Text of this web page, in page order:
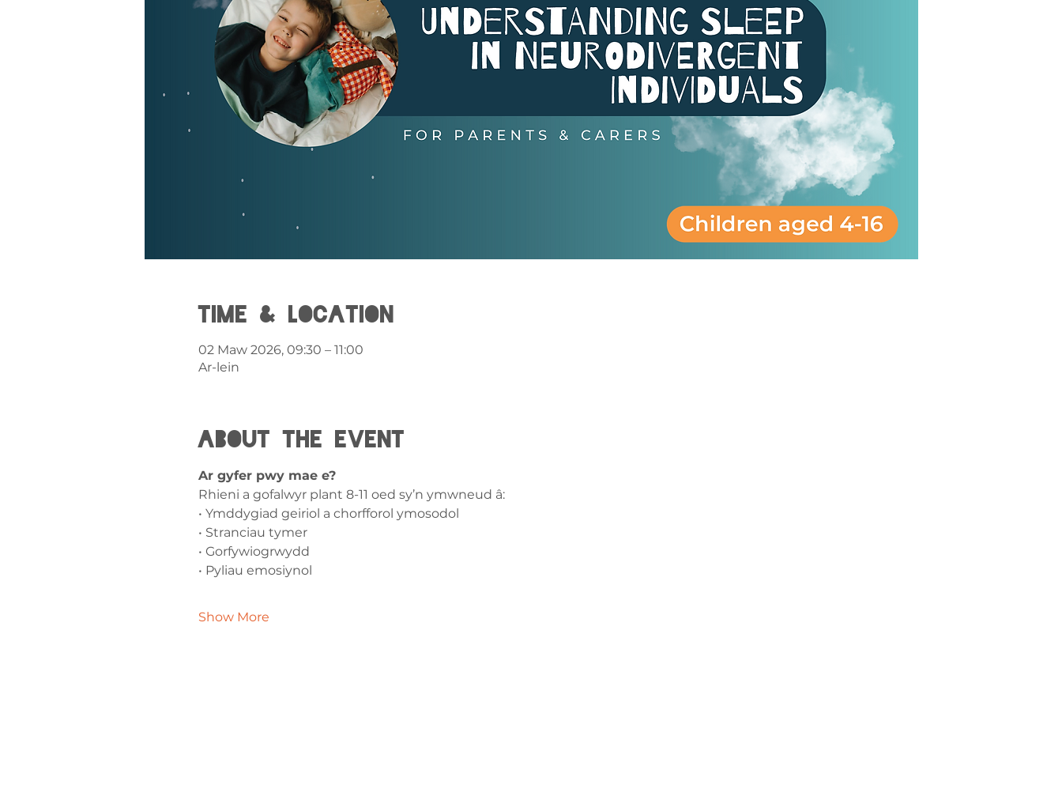
Time & Location
02 Maw 2026, 09:30 – 11:00
Ar-lein
About the event
Ar gyfer pwy mae e?
Rhieni a gofalwyr plant 8-11 oed sy’n ymwneud â:
• Ymddygiad geiriol a chorfforol ymosodol
• Stranciau tymer
• Gorfywiogrwydd
• Pyliau emosiynol
Show More